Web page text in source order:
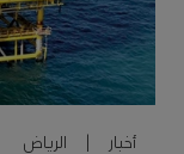
أخبار الرياض